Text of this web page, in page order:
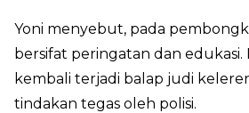
Yoni menyebut, pada
bersifat peringatan dan edukasi.
kembali terjadi balap judi
tindakan tegas oleh polisi.